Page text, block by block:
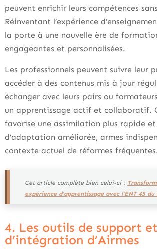
peuvent enrichir leurs compétences
Réinventant l’expérience
la porte à une nouvelle ère de
engageantes et personnalisées.
Les professionnels peuvent suivre leur
accéder à des contenus mis à jour
échanger avec leurs pairs ou
un apprentissage actif et collaboratif.
favorise une assimilation plus rapide
d’adaptation améliorée, armes
contexte actuel de réformes
Cet article complète bien celui-ci :
expérience d’apprentissage avec l’ENT 45
4. Les outils de support et
d’intégration d’Airmes